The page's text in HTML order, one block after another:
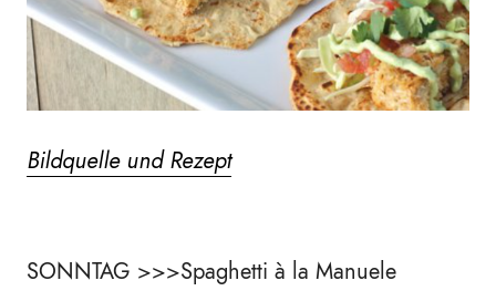
Bildquelle und Rezept
SONNTAG >>>Spaghetti à la Manuele